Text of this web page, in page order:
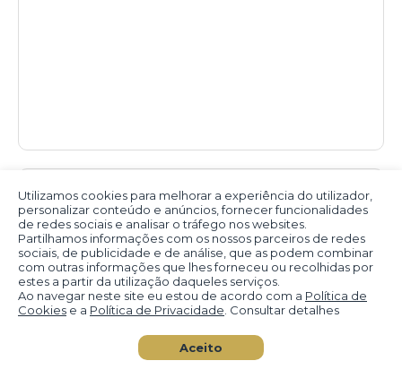
Utilizamos cookies para melhorar a experiência do utilizador,
personalizar conteúdo e anúncios, fornecer funcionalidades
de redes sociais e analisar o tráfego nos websites.
Partilhamos informações com os nossos parceiros de redes
sociais, de publicidade e de análise, que as podem combinar
com outras informações que lhes forneceu ou recolhidas por
estes a partir da utilização daqueles serviços.
Ao navegar neste site eu estou de acordo com a Política de
Cookies e a Política de Privacidade . Consultar detalhes
Aceito